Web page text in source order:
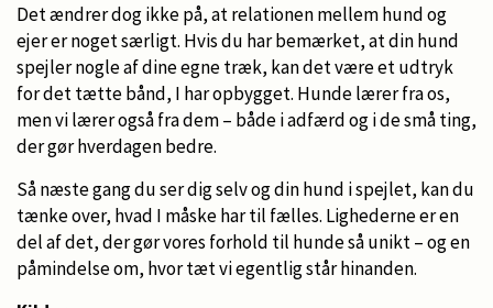
Det ændrer dog ikke på, at relationen mellem hund og
ejer er noget særligt. Hvis du har bemærket, at din hund
spejler nogle af dine egne træk, kan det være et udtryk
for det tætte bånd, I har opbygget. Hunde lærer fra os,
men vi lærer også fra dem – både i adfærd og i de små ting,
der gør hverdagen bedre.
Så næste gang du ser dig selv og din hund i spejlet, kan du
tænke over, hvad I måske har til fælles. Lighederne er en
del af det, der gør vores forhold til hunde så unikt – og en
påmindelse om, hvor tæt vi egentlig står hinanden.